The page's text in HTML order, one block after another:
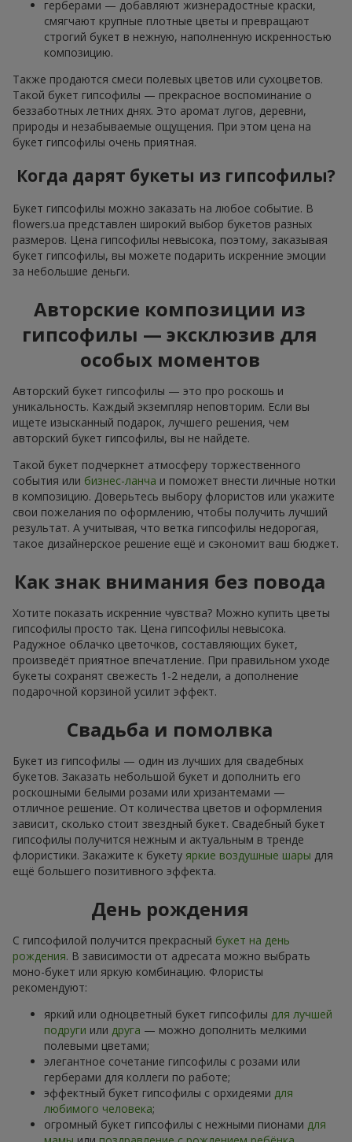
герберами — добавляют жизнерадостные краски,
смягчают крупные плотные цветы и превращают
строгий букет в нежную, наполненную искренностью
композицию.
Также продаются смеси полевых цветов или сухоцветов.
Такой букет гипсофилы — прекрасное воспоминание о
беззаботных летних днях. Это аромат лугов, деревни,
природы и незабываемые ощущения. При этом цена на
букет гипсофилы очень приятная.
Когда дарят букеты из гипсофилы?
Букет гипсофилы можно заказать на любое событие. В
flowers.ua представлен широкий выбор букетов разных
размеров. Цена гипсофилы невысока, поэтому, заказывая
букет гипсофилы, вы можете подарить искренние эмоции
за небольшие деньги.
Авторские композиции из
гипсофилы — эксклюзив для
особых моментов
Авторский букет гипсофилы — это про роскошь и
уникальность. Каждый экземпляр неповторим. Если вы
ищете изысканный подарок, лучшего решения, чем
авторский букет гипсофилы, вы не найдете.
Такой букет подчеркнет атмосферу торжественного
события или бизнес-ланча и поможет внести личные нотки
в композицию. Доверьтесь выбору флористов или укажите
свои пожелания по оформлению, чтобы получить лучший
результат. А учитывая, что ветка гипсофилы недорогая,
такое дизайнерское решение ещё и сэкономит ваш бюджет.
Как знак внимания без повода
Хотите показать искренние чувства? Можно купить цветы
гипсофилы просто так. Цена гипсофилы невысока.
Радужное облачко цветочков, составляющих букет,
произведёт приятное впечатление. При правильном уходе
букеты сохранят свежесть 1-2 недели, а дополнение
подарочной корзиной усилит эффект.
Свадьба и помолвка
Букет из гипсофилы — один из лучших для свадебных
букетов. Заказать небольшой букет и дополнить его
роскошными белыми розами или хризантемами —
отличное решение. От количества цветов и оформления
зависит, сколько стоит звездный букет. Свадебный букет
гипсофилы получится нежным и актуальным в тренде
флористики. Закажите к букету яркие воздушные шары для
ещё большего позитивного эффекта.
День рождения
С гипсофилой получится прекрасный букет на день
рождения. В зависимости от адресата можно выбрать
моно-букет или яркую комбинацию. Флористы
рекомендуют:
яркий или одноцветный букет гипсофилы для лучшей
подруги или друга — можно дополнить мелкими
полевыми цветами;
элегантное сочетание гипсофилы с розами или
герберами для коллеги по работе;
эффектный букет гипсофилы с орхидеями для
любимого человека;
огромный букет гипсофилы с нежными пионами для